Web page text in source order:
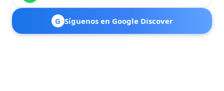
G Síguenos en Google Discover